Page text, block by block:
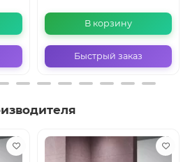
В корзину
Быстрый заказ